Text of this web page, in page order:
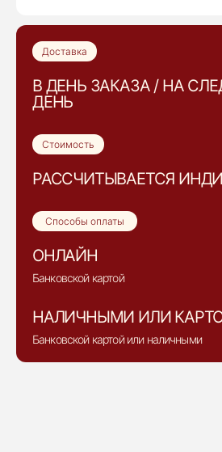
Доставка
В ДЕНЬ ЗАКАЗА / НА
ДЕНЬ
Стоимость
РАССЧИТЫВАЕТСЯ
Способы оплаты
ОНЛАЙН
Банковской картой
НАЛИЧНЫМИ ИЛИ
Банковской картой или наличными